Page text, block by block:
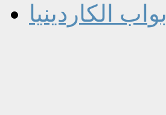
ابواب الكاردينيا